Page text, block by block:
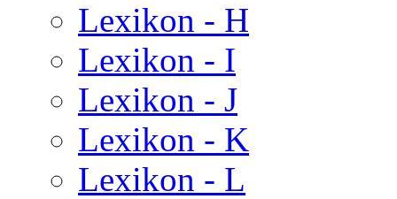
Lexikon - H
Lexikon - I
Lexikon - J
Lexikon - K
Lexikon - L